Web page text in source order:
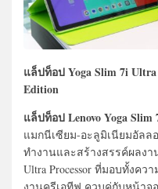
แล็ปท็อป Yoga Slim 7i
Edition
แล็ปท็อป Lenovo Yoga Slim
แมกนีเซียม-อะลูมิเนียมอัลล
ทำงานและสร้างสรรค์ผลง
Ultra Processor ที่มอบทั้งค